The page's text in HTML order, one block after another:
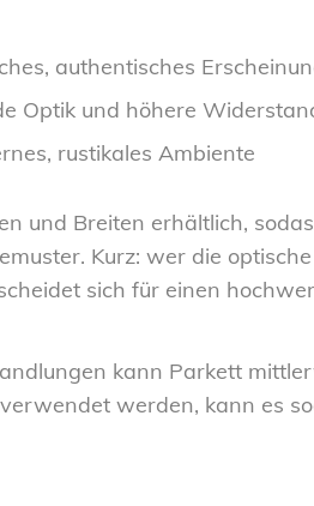
authentisches
Optik und höhere
rustikales Ambiente
und Breiten erhältlich,
Kurz: wer die
sich für einen
kann Parkett
werden, kann es